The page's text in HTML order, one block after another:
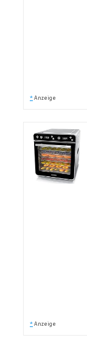
* Anzeige
* Anzeige